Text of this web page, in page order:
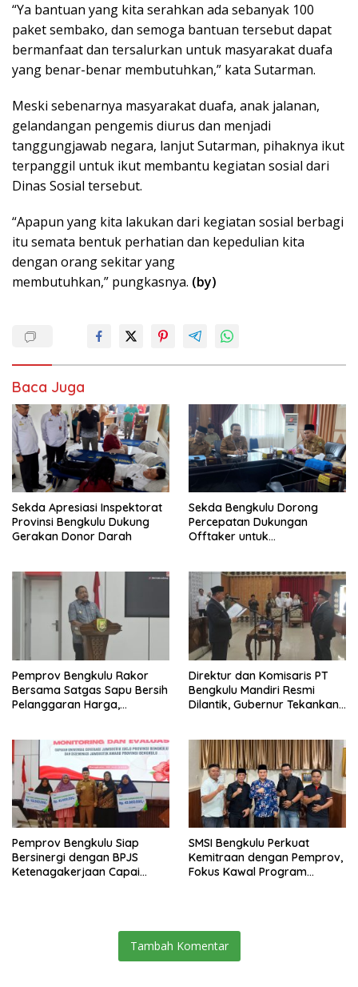
“Ya bantuan yang kita serahkan ada sebanyak 100
paket sembako, dan semoga bantuan tersebut dapat
bermanfaat dan tersalurkan untuk masyarakat duafa
yang benar-benar membutuhkan,” kata Sutarman.
Meski sebenarnya masyarakat duafa, anak jalanan,
gelandangan pengemis diurus dan menjadi
tanggungjawab negara, lanjut Sutarman, pihaknya ikut
terpanggil untuk ikut membantu kegiatan sosial dari
Dinas Sosial tersebut.
“Apapun yang kita lakukan dari kegiatan sosial berbagi
itu semata bentuk perhatian dan kepedulian kita
dengan orang sekitar yang
membutuhkan,” pungkasnya. (by)
Baca Juga
Sekda Apresiasi Inspektorat
Provinsi Bengkulu Dukung
Gerakan Donor Darah
Sekda Bengkulu Dorong
Percepatan Dukungan
Offtaker untuk
Pemprov Bengkulu Rakor
Bersama Satgas Sapu Bersih
Pelanggaran Harga,
Masih Jadi Sorotan
Direktur dan Komisaris PT
Bengkulu Mandiri Resmi
Dilantik, Gubernur Tekankan
Pemprov Bengkulu Siap
Bersinergi dengan BPJS
Ketenagakerjaan Capai
SMSI Bengkulu Perkuat
Kemitraan dengan Pemprov,
Fokus Kawal Program
Tambah Komentar